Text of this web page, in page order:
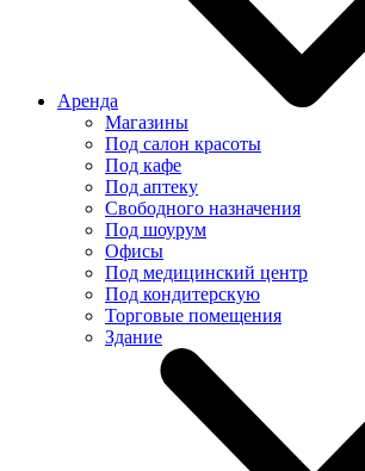
Аренда
Магазины
Под салон красоты
Под кафе
Под аптеку
Свободного назначения
Под шоурум
Офисы
Под медицинский центр
Под кондитерскую
Торговые помещения
Здание